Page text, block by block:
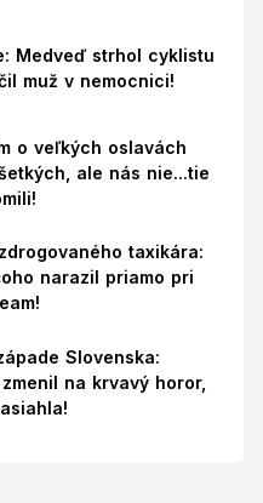
Medveď strhol cyklistu
muž v nemocnici!
o veľkých oslavách
ale nás nie...tie
taxikára:
narazil priamo pri
Slovenska:
na krvavý horor,